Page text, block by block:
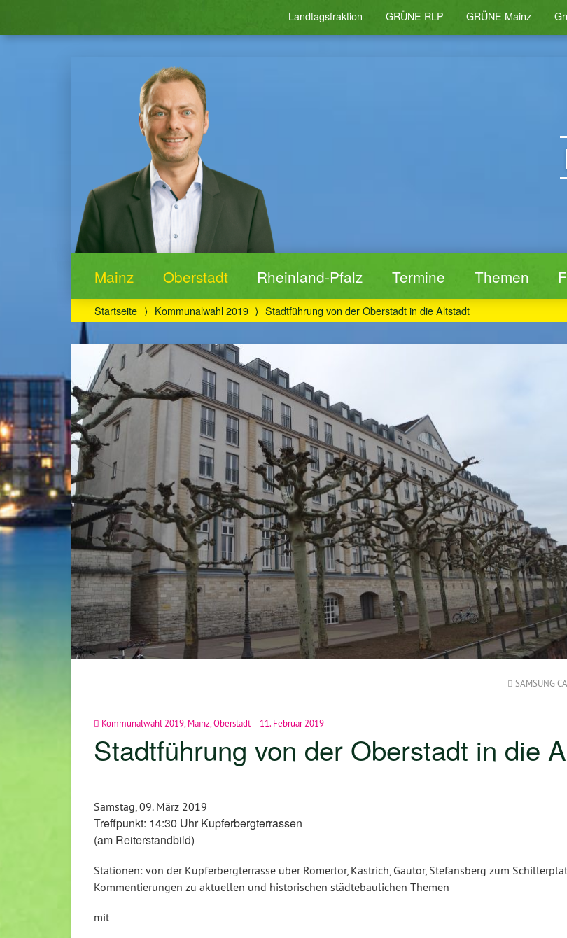
Landtagsfraktion GRÜNE RLP GRÜNE Mainz
Mainz Oberstadt Rheinland-Pfalz Termine Themen
Startseite ⟩ Kommunalwahl 2019 ⟩ Stadtführung von der Oberstadt in die Altstadt
SAMSUNG
Kommunalwahl 2019 Mainz Oberstadt 11. Februar 2019
Stadtführung von der Oberstadt in die
Samstag, 09. März 2019
Treffpunkt: 14:30 Uhr Kupferbergterrassen
(am Reiterstandbild)
Stationen: von der Kupferbergterrasse über Römertor, Kästrich, Gautor, Stefansberg zum
Kommentierungen zu aktuellen und historischen städtebaulichen Themen
mit